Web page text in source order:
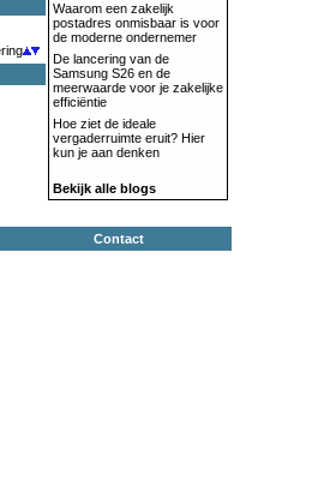
Waarom een zakelijk
postadres onmisbaar is voor
de moderne ondernemer
De lancering van de
Samsung S26 en de
meerwaarde voor je zakelijke
efficiëntie
Hoe ziet de ideale
vergaderruimte eruit? Hier
kun je aan denken
Bekijk alle blogs
Contact